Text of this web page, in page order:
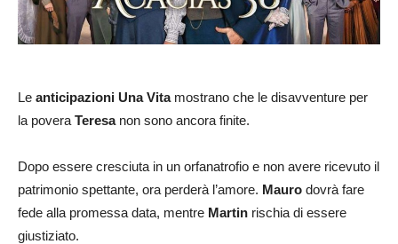
Le anticipazioni Una Vitamostrano che le disavventure per
la povera Teresanon sono ancora finite.
Dopo essere cresciuta in un orfanatrofio e non avere ricevuto il
patrimonio spettante, ora perderà l’amore. Mauro dovrà fare
fede alla promessa data, mentre Martin rischia di essere
giustiziato.